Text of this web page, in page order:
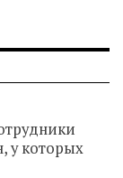
у которых